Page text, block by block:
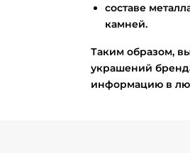
составе
камней.
Таким образом,
украшений
информацию в